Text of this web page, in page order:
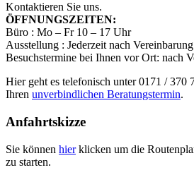
Kontaktieren Sie uns.
ÖFFNUNGSZEITEN:
Büro : Mo – Fr 10 – 17 Uhr
Ausstellung : Jederzeit nach Vereinbarung
Besuchstermine bei Ihnen vor Ort: nach
Hier geht es telefonisch unter 0171 / 370
Ihren unverbindlichen Beratungstermin.
Anfahrtskizze
Sie können hierklicken um die
zu starten.